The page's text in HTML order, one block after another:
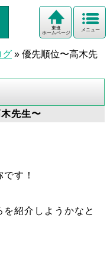
メニュー
東進
ホームページ
グ » 優先順位〜高木先
先生〜
す！
紹介しようかなと